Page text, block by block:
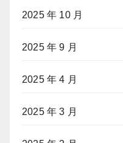
2025 年 10 月
2025 年 9 月
2025 年 4 月
2025 年 3 月